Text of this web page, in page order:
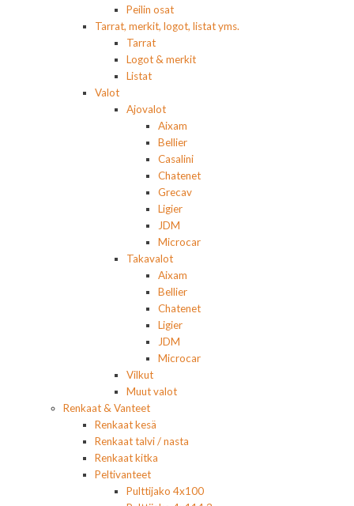
Peilin osat
Tarrat, merkit, logot, listat yms.
Tarrat
Logot & merkit
Listat
Valot
Ajovalot
Aixam
Bellier
Casalini
Chatenet
Grecav
Ligier
JDM
Microcar
Takavalot
Aixam
Bellier
Chatenet
Ligier
JDM
Microcar
Vilkut
Muut valot
Renkaat & Vanteet
Renkaat kesä
Renkaat talvi / nasta
Renkaat kitka
Peltivanteet
Pulttijako 4x100